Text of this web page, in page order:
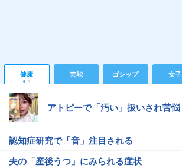
健康 芸能 ゴシップ 女子
アトピーで「汚い」扱いされ苦悩
認知症研究で「音」注目される
夫の「産後うつ」にみられる症状